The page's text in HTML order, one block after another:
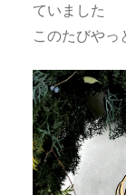
ていました
このたびやっ